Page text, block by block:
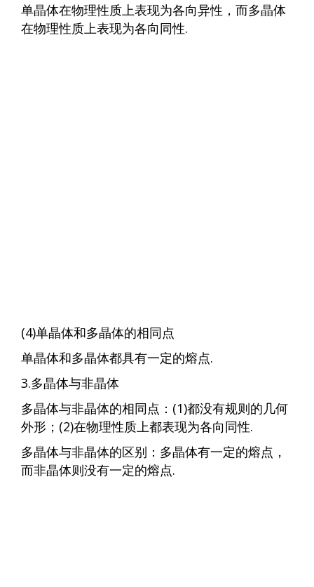
单晶体在物理性质上表现为各向异性，而多晶体
在物理性质上表现为各向同性.
(4)单晶体和多晶体的相同点
单晶体和多晶体都具有一定的熔点.
3.多晶体与非晶体
多晶体与非晶体的相同点：(1)都没有规则的几何
外形；(2)在物理性质上都表现为各向同性.
多晶体与非晶体的区别：多晶体有一定的熔点，
而非晶体则没有一定的熔点.